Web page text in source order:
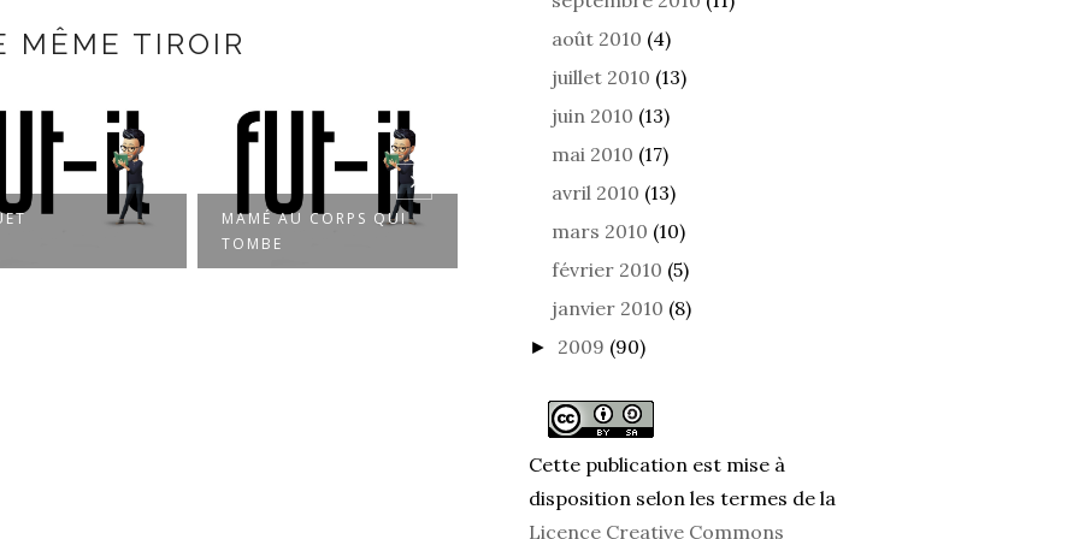
MÊME TIROIR
MAMÉ AU CORPS QUI
TOMBE
août 2010 (4)
juillet 2010 (13)
juin 2010 (13)
mai 2010 (17)
avril 2010 (13)
mars 2010 (10)
février 2010 (5)
janvier 2010 (8)
► 2009 (90)
Cette publication est mise à
disposition selon les termes de la
Licence Creative Commons